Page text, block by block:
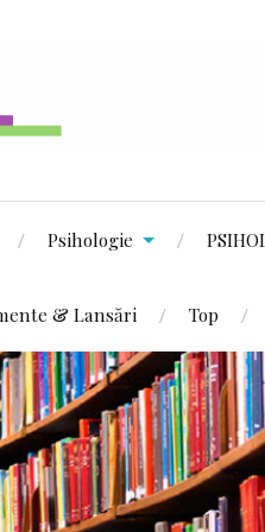
Psihologie
& Lansări Top